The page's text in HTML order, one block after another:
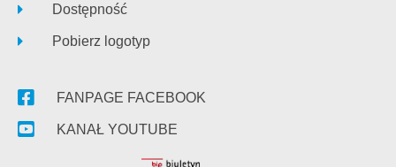
Dostępność
Pobierz logotyp
FANPAGE FACEBOOK
KANAŁ YOUTUBE